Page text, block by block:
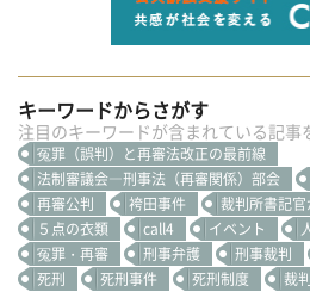
キーワードからさがす
注目のキーワードが含まれている記事
冤罪（誤判）と再審法改正の最前線
法制審議会―刑事法（再審関係）部会
再審公判
袴田事件
裁判所書記
５点の衣類
call4 イベント
冤罪・再審
刑事弁護 刑事裁判
死刑
死刑事件 死刑制度 裁